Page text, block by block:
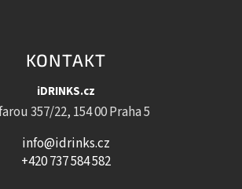
KONTAKT
iDRINKS.cz
357/22, 154 00 Praha 5
info@idrinks.cz
+420 737 584 582